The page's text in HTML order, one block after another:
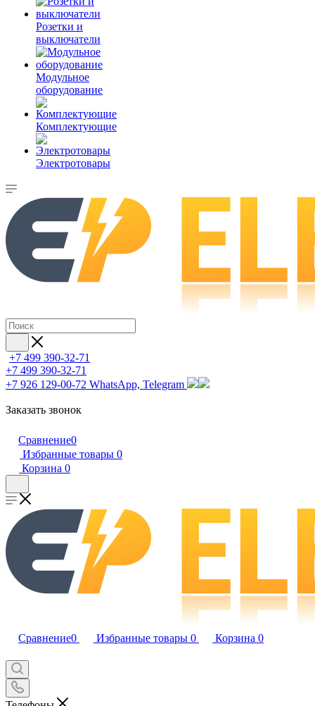
Розетки и
выключатели
Модульное
оборудование
Комплектующие
Электротовары
+7 499 390-32-71
+7 499 390-32-71
+7 926 129-00-72 WhatsApp, Telegram
Заказать звонок
Сравнение0
Избранные товары 0
Корзина 0
Сравнение0 Избранные товары 0 Корзина 0